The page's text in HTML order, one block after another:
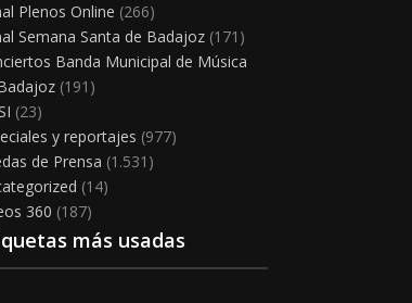
Plenos Online (266)
Semana Santa de Badajoz (171)
Banda Municipal de Música
(191)
(23)
y reportajes (977)
de Prensa (1.531)
(14)
360 (187)
más usadas